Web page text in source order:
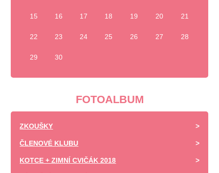
15 16 17 18 19 20 21
22 23 24 25 26 27 28
29 30
FOTOALBUM
ZKOUŠKY
ČLENOVÉ KLUBU
KOTCE + ZIMNÍ CVIČÁK 2018